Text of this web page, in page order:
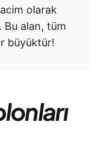
olarak
Bu alan, tüm
büyüktür!